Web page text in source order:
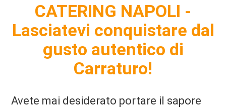
CATERING NAPOLI -
Lasciatevi conquistare dal
gusto autentico di
Carraturo!
Avete mai desiderato portare il sapore